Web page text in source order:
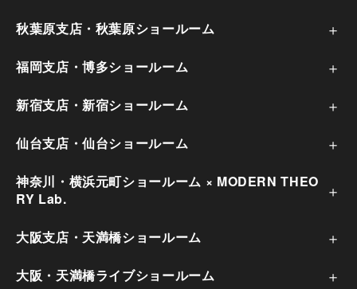
秋葉原支店・秋葉原ショールーム
福岡支店・博多ショールーム
新宿支店・新宿ショールーム
仙台支店・仙台ショールーム
神奈川・横浜元町ショールーム × MODERN THEO
RY Lab.
大阪支店・天満橋ショールーム
大阪・天満橋ライブショールーム